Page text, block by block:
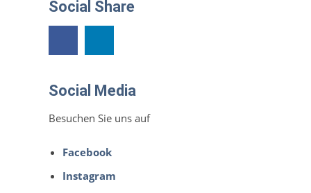
Social Share
Social Media
Besuchen Sie uns auf
Facebook
Instagram